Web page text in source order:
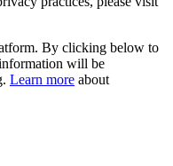
By clicking below to
will be
Learn more about